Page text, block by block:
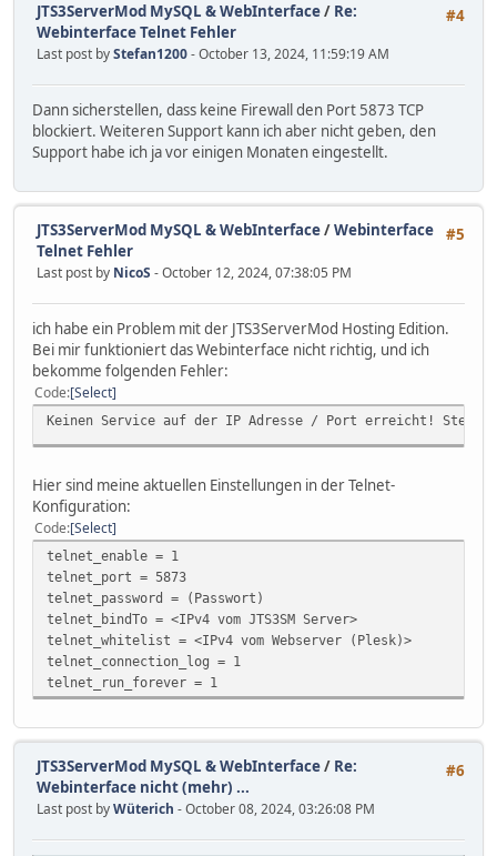
#4
JTS3ServerMod MySQL & WebInterface/ Re:
Webinterface Telnet Fehler
Last post byStefan1200- October 13, 2024, 11:59:19 AM
Dann sicherstellen, dass keine Firewall den Port 5873 TCP
blockiert. Weiteren Support kann ich aber nicht geben, den
Support habe ich ja vor einigen Monaten eingestellt.
#5
JTS3ServerMod MySQL & WebInterface/Webinterface
Telnet Fehler
Last post by NicoS - October 12, 2024, 07:38:05 PM
ich habe ein Problem mit der JTS3ServerMod Hosting Edition.
Bei mir funktioniert das Webinterface nicht richtig, und ich
bekomme folgenden Fehler:
Code Select
Keinen Service auf der IP Adresse / Port erreicht! Stelle
Hier sind meine aktuellen Einstellungen in der Telnet-
Konfiguration:
Code Select
telnet_enable = 1
telnet_port = 5873
telnet_password = (Passwort)
telnet_bindTo = <IPv4 vom JTS3SM Server>
telnet_whitelist = <IPv4 vom Webserver (Plesk)>
telnet_connection_log = 1
telnet_run_forever = 1
#6
JTS3ServerMod MySQL & WebInterface/ Re:
Webinterface nicht (mehr) ...
Last post byWüterich - October 08, 2024, 03:26:08 PM